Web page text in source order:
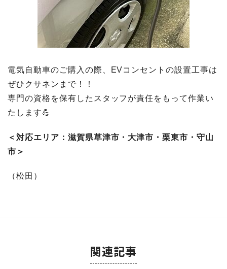
電気自動車のご購入の際、EVコンセントの設置工事は
ぜひクサネンまで！！
専門の資格を保有したスタッフが責任をもって作業い
たします💪
＜対応エリア：滋賀県草津市・大津市・栗東市・守山
市＞
（松田）
関連記事